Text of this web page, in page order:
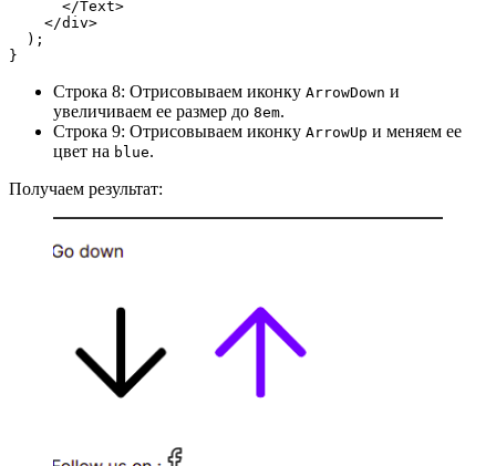
      </Text>
    </div>
  );
}
Строка 8: Отрисовываем иконку ArrowDown и
увеличиваем ее размер до 8em.
Строка 9: Отрисовываем иконку ArrowUp и меняем ее
цвет на blue.
Получаем результат: